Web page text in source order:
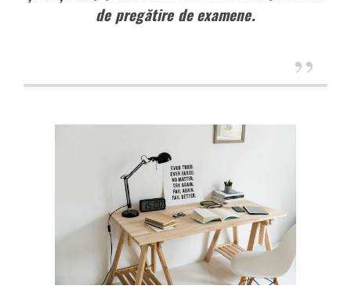
de pregătire de examene.